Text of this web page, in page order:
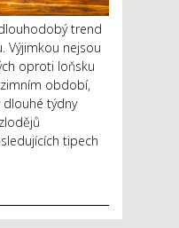
trend
Výjimkou nejsou
oproti loňsku
období,
týdny
tipech